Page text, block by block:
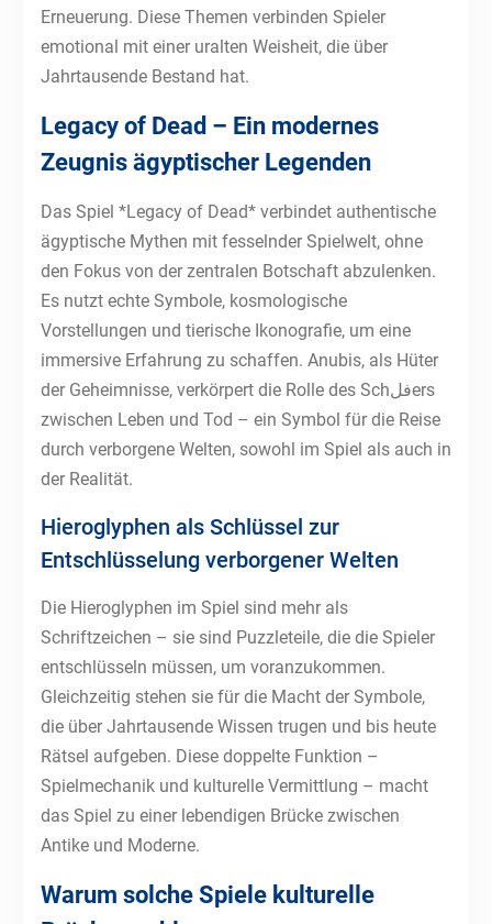
Erneuerung. Diese Themen verbinden Spieler
emotional mit einer uralten Weisheit, die über
Jahrtausende Bestand hat.
Legacy of Dead – Ein modernes
Zeugnis ägyptischer Legenden
Das Spiel *Legacy of Dead* verbindet authentische
ägyptische Mythen mit fesselnder Spielwelt, ohne
den Fokus von der zentralen Botschaft abzulenken.
Es nutzt echte Symbole, kosmologische
Vorstellungen und tierische Ikonografie, um eine
immersive Erfahrung zu schaffen. Anubis, als Hüter
der Geheimnisse, verkörpert die Rolle des Schفلers
zwischen Leben und Tod – ein Symbol für die Reise
durch verborgene Welten, sowohl im Spiel als auch in
der Realität.
Hieroglyphen als Schlüssel zur
Entschlüsselung verborgener Welten
Die Hieroglyphen im Spiel sind mehr als
Schriftzeichen – sie sind Puzzleteile, die die Spieler
entschlüsseln müssen, um voranzukommen.
Gleichzeitig stehen sie für die Macht der Symbole,
die über Jahrtausende Wissen trugen und bis heute
Rätsel aufgeben. Diese doppelte Funktion –
Spielmechanik und kulturelle Vermittlung – macht
das Spiel zu einer lebendigen Brücke zwischen
Antike und Moderne.
Warum solche Spiele kulturelle